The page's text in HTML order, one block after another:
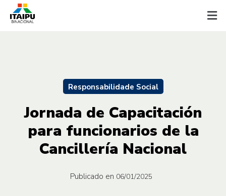
Responsabilidade Social
Jornada de Capacitación
para funcionarios de la
Cancillería Nacional
Publicado en 06/01/2025